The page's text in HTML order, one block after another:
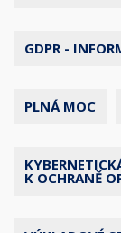
GDPR -
PLNÁ MOC
K OCHRANĚ